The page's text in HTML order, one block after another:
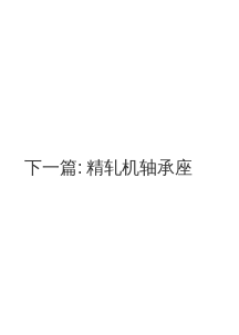
下一篇: 精轧机轴承座